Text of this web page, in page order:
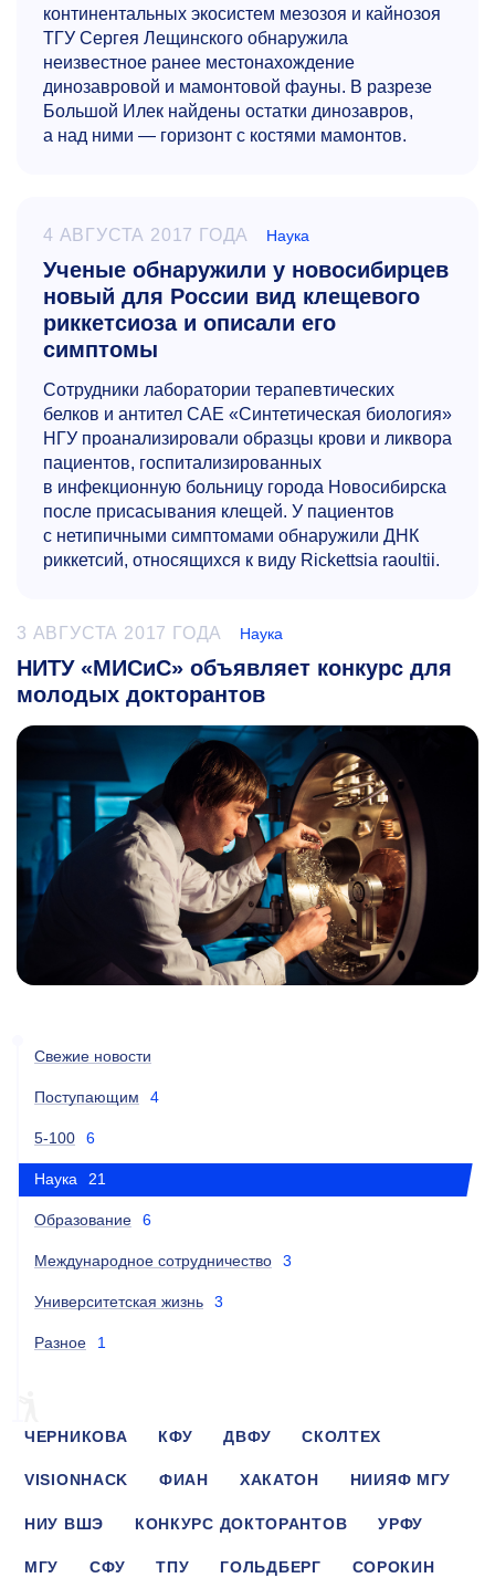
континентальных экосистем мезозоя и кайнозоя
ТГУ Сергея Лещинского обнаружила
неизвестное ранее местонахождение
динозавровой и мамонтовой фауны. В разрезе
Большой Илек найдены остатки динозавров,
а над ними — горизонт с костями мамонтов.
4 АВГУСТА 2017 ГОДА Наука
Ученые обнаружили у новосибирцев
новый для России вид клещевого
риккетсиоза и описали его
симптомы
Сотрудники лаборатории терапевтических
белков и антител САЕ «Синтетическая биология»
НГУ проанализировали образцы крови и ликвора
пациентов, госпитализированных
в инфекционную больницу города Новосибирска
после присасывания клещей. У пациентов
с нетипичными симптомами обнаружили ДНК
риккетсий, относящихся к виду Rickettsia raoultii.
3 АВГУСТА 2017 ГОДА Наука
НИТУ «МИСиС» объявляет конкурс для
молодых докторантов
Свежие новости
Поступающим 4
5-100 6
Наука 21
Образование 6
Международное сотрудничество 3
Университетская жизнь 3
Разное 1
ЧЕРНИКОВА КФУ ДВФУ СКОЛТЕХ
VISIONHACK ФИАН ХАКАТОН НИИЯФ МГУ
НИУ ВШЭ КОНКУРС ДОКТОРАНТОВ УРФУ
МГУ СФУ ТПУ ГОЛЬДБЕРГ СОРОКИН